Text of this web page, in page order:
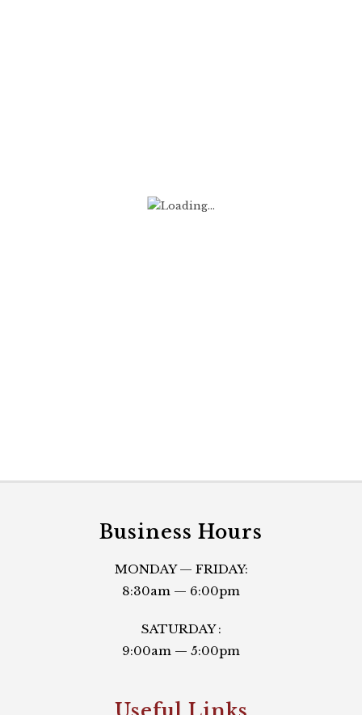
Business Hours
MONDAY — FRIDAY:
8:30am — 6:00pm
SATURDAY :
9:00am — 5:00pm